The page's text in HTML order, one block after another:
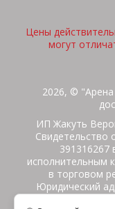
Цены
могут
2026, ©
ИП Жакуть
Свидетельство
391316267
исполнительным
в торговом
Юридический
Витебская